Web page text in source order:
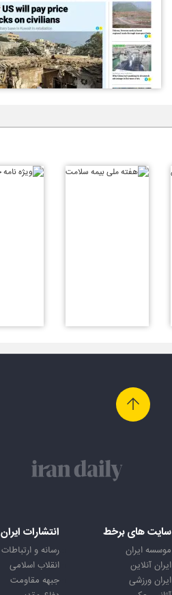
سایت های برخط
موسسه ایران
ایران آنلاین
ایران ورزشی
انتشارات ایران
رسانه و ارتباطات
انقلاب اسلامی
جبهه مقاومت